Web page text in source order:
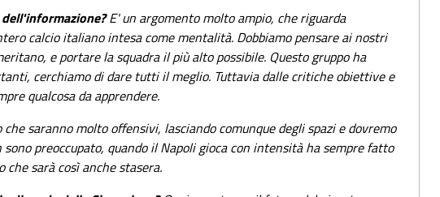
E' un argomento molto ampio, che riguarda
calcio italiano intesa come mentalità. Dobbiamo pensare ai nostri
e portare la squadra il più alto possibile. Questo gruppo ha
cerchiamo di dare tutti il meglio. Tuttavia dalle critiche obiettive e
qualcosa da apprendere.
saranno molto offensivi, lasciando comunque degli spazi e dovremo
preoccupato, quando il Napoli gioca con intensità ha sempre fatto
che sarà così anche stasera.